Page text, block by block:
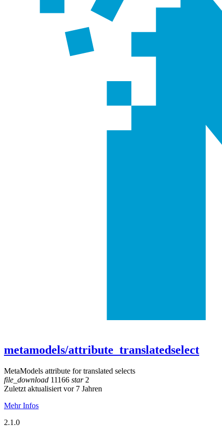
metamodels/attribute_translatedselect
MetaModels attribute for translated selects
file_download 11166 star2
Zuletzt aktualisiert vor 7 Jahren
Mehr Infos
2.1.0